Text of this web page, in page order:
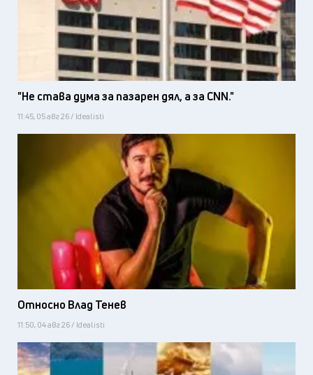
"Не става дума за пазарен дял, а за CNN."
11:45, 05 авг 26 / Idealisti
Относно Влад Тенев
11:50, 04 авг 26 / Idealisti